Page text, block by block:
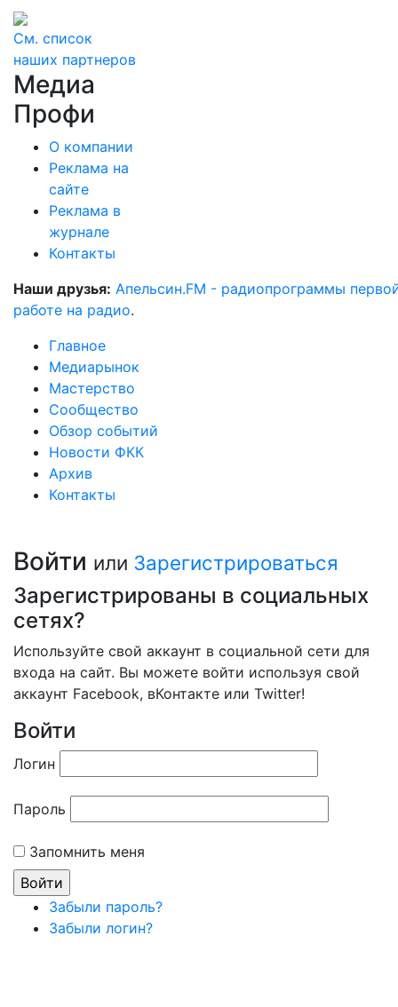
См. список
наших партнеров
Медиа
Профи
О компании
Реклама на
сайте
Реклама в
журнале
Контакты
Наши друзья: Апельсин.FM - радиопрограммы
работе на радио.
Главное
Медиарынок
Мастерство
Сообщество
Обзор событий
Новости ФКК
Архив
Контакты
Войти или Зарегистрироваться
Зарегистрированы в социальных
сетях?
Используйте свой аккаунт в социальной сети для
входа на сайт. Вы можете войти используя свой
аккаунт Facebook, вКонтакте или Twitter!
Войти
Логин
Пароль
Запомнить меня
Забыли пароль?
Забыли логин?